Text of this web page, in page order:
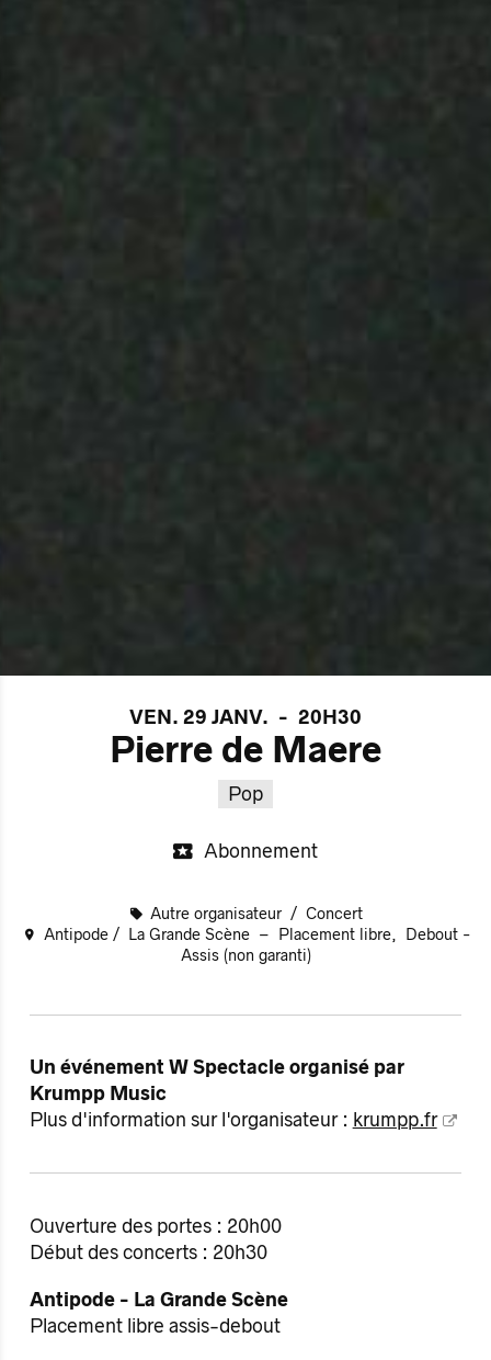
VEN. 29 JANV. - 20H30
Pierre de Maere
Pop
Abonnement
Autre organisateur
Concert
Antipode
La Grande Scène Placement libre
Debout -
Assis (non garanti)
Un événement W Spectacle organisé par
Krumpp Music
Plus d'information sur l'organisateur : krumpp.fr
Ouverture des portes : 20h00
Début des concerts : 20h30
Antipode - La Grande Scène
Placement libre assis-debout